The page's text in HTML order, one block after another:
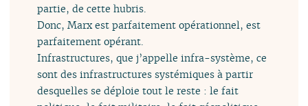
partie, de cette hubris.
Donc, Marx est parfaitement opérationnel, est
parfaitement opérant.
Infrastructures, que j’appelle infra-système, ce
sont des infrastructures systémiques à partir
desquelles se déploie tout le reste : le fait